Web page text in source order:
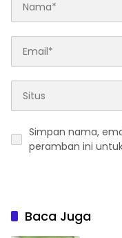
Simpan nama,
peramban ini
Baca Juga